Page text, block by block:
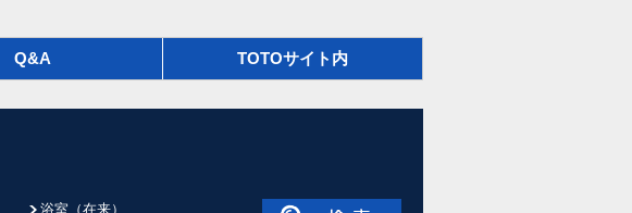
Q&A TOTOサイト内
浴室（在来）